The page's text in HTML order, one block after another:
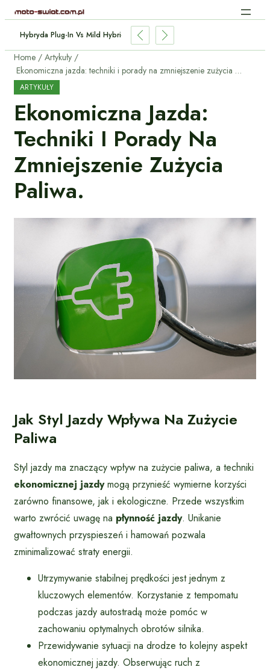
Hybryda Plug-In Vs Mild Hybrid: Którą Wybrać I Dlaczego?
Home
Artykuły
Ekonomiczna jazda: techniki i porady na zmniejszenie zużycia paliwa.
ARTYKUŁY
Ekonomiczna Jazda:
Techniki I Porady Na
Zmniejszenie Zużycia
Paliwa.
Jak Styl Jazdy Wpływa Na Zużycie
Paliwa
Styl jazdy ma znaczący wpływ na zużycie paliwa, a techniki
ekonomicznej jazdymogą przynieść wymierne korzyści
zarówno finansowe, jak i ekologiczne. Przede wszystkim
warto zwrócić uwagę na płynność jazdy. Unikanie
gwałtownych przyspieszeń i hamowań pozwala
zminimalizować straty energii.
Utrzymywanie stabilnej prędkości jest jednym z
kluczowych elementów. Korzystanie z tempomatu
podczas jazdy autostradą może pomóc w
zachowaniu optymalnych obrotów silnika.
Przewidywanie sytuacji na drodze to kolejny aspekt
ekonomicznej jazdy. Obserwując ruch z